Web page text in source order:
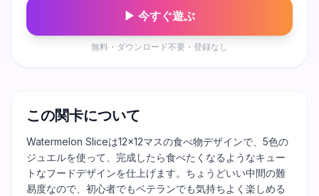
▶ 今すぐ遊ぶ
無料・ダウンロード不要・登録なし
この関卡について
Watermelon Sliceは12×12マスの食べ物デザインで、5色の
ジュエルを使って、完成したら食べたくなるようなキュー
トなフードデザインを仕上げます。ちょうどいい中間の難
易度なので、初心者でもベテランでも気持ちよく楽しめる